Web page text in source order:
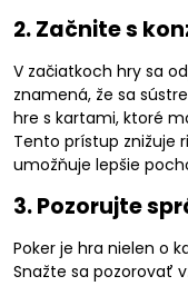
2. Začnite s
V začiatkoch hry sa
znamená, že sa
hre s kartami, ktoré
Tento prístup znižuje
umožňuje lepšie
3. Pozorujte
Poker je hra nielen o
Snažte sa pozorovať